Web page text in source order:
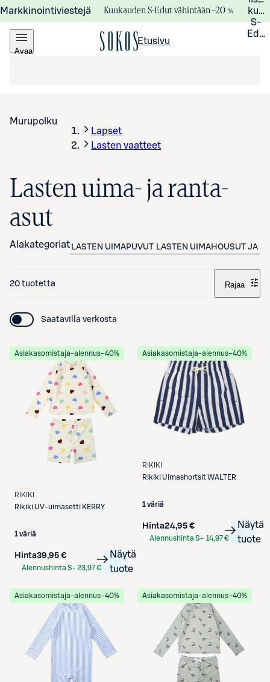
Markkinointiviestejä Kuukauden S-Edut vähintään –20 %
S-
Avaa
Etusivu
Murupolku
Lapset
Lasten vaatteet
Lasten uima- ja ranta-
asut
Alakategoriat LASTEN UIMAPUVUT LASTEN UIMAHOUSUT JA -
20 tuotetta Rajaa
Saatavilla verkosta
Asiakasomistaja-alennus−40%
RIKIKI
RikikiUV-uimasetti KERRY
1 väriä
Hinta39,95 €
Alennushinta S-23,97 €
Näytä
tuote
Asiakasomistaja-alennus−40%
RIKIKI
RikikiUimashortsit WALTER
1 väriä
Hinta24,95 €
Alennushinta S- 14,97 €
Näytä
tuote
Asiakasomistaja-alennus−40% Asiakasomistaja-alennus−40%